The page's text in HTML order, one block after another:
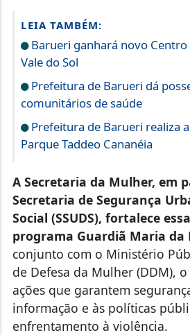
LEIA TAMBÉM:
Barueri ganhará novo
Vale do Sol
Prefeitura de Barueri dá
comunitários de saúde
Prefeitura de Barueri realiza
Parque Taddeo Cananéia
A Secretaria da Mulher, em
Secretaria de Segurança
Social (SSUDS), fortalece
programa Guardiã Maria da
conjunto com o Ministério
de Defesa da Mulher (DDM),
ações que garantem
informação e às políticas
enfrentamento à violência.